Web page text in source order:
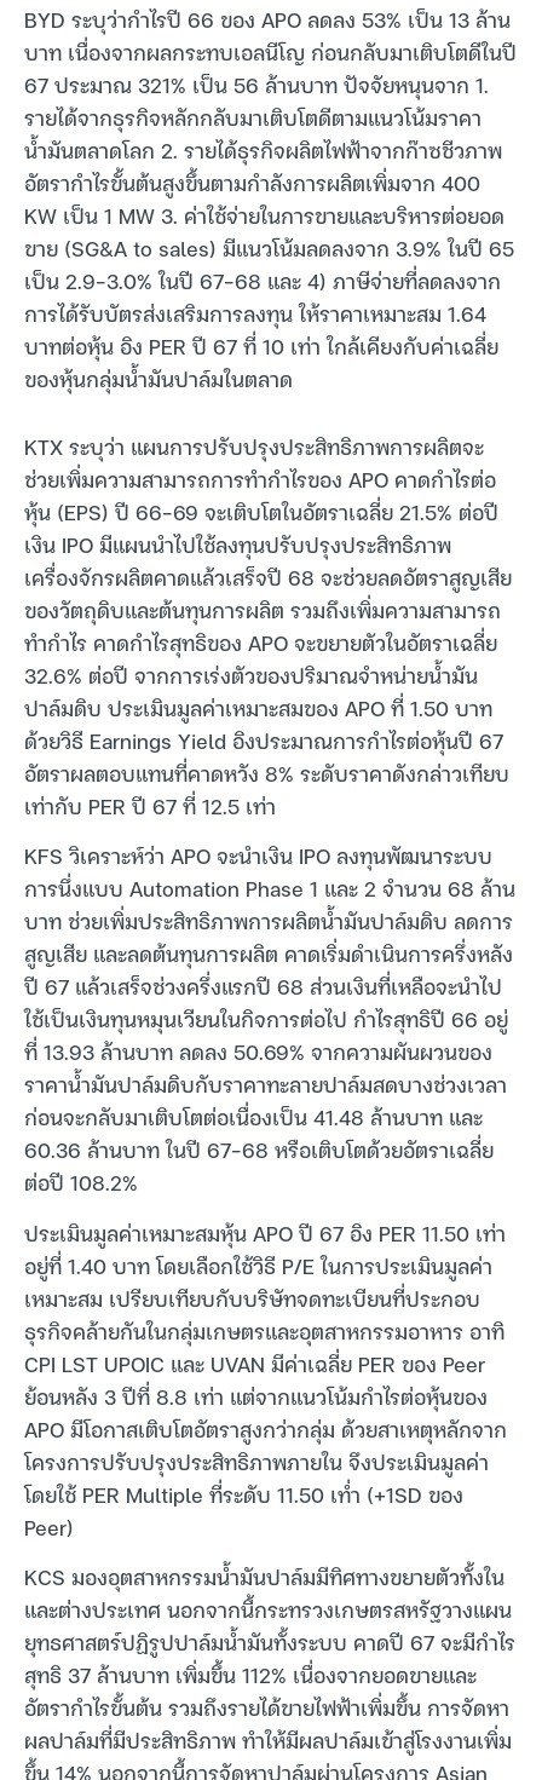
BYD ระบุว่ากำไรปี 66 ของ APO ลดลง 53% เป็น 13 ล้าน
บาท เนื่องจากผลกระทบเอลนีโญ ก่อนกลับมาเติบโตดีในปี
67 ประมาณ 321% เป็น 56 ล้านบาท ปัจจัยหนุนจาก 1.
รายได้จากธุรกิจหลักกลับมาเติบโตดีตามแนวโน้มราคา
น้ำมันตลาดโลก 2. รายได้ธุรกิจผลิตไฟฟ้าจากก๊าซชีวภาพ
อัตรากำไรขั้นต้นสูงขึ้นตามกำลังการผลิตเพิ่มจาก 400
KW เป็น 1 MW 3. ค่าใช้จ่ายในการขายและบริหารต่อยอด
ขาย (SG&A to sales) มีแนวโน้มลดลงจาก 3.9% ในปี 65
เป็น 2.9-3.0% ในปี 67-68 และ 4) ภาษีจ่ายที่ลดลงจาก
การได้รับบัตรส่งเสริมการลงทุน ให้ราคาเหมาะสม 1.64
บาทต่อหุ้น อิง PER ปี 67 ที่ 10 เท่า ใกล้เคียงกับค่าเฉลี่ย
ของหุ้นกลุ่มน้ำมันปาล์มในตลาด
KTX ระบุว่า แผนการปรับปรุงประสิทธิภาพการผลิตจะ
ช่วยเพิ่มความสามารถการทำกำไรของ APO คาดกำไรต่อ
หุ้น (EPS) ปี 66-69 จะเติบโตในอัตราเฉลี่ย 21.5% ต่อปี
เงิน IPO มีแผนนำไปใช้ลงทุนปรับปรุงประสิทธิภาพ
เครื่องจักรผลิตคาดแล้วเสร็จปี 68 จะช่วยลดอัตราสูญเสีย
ของวัตถุดิบและต้นทุนการผลิต รวมถึงเพิ่มความสามารถ
ทำกำไร คาดกำไรสุทธิของ APO จะขยายตัวในอัตราเฉลี่ย
32.6% ต่อปี จากการเร่งตัวของปริมาณจำหน่ายน้ำมัน
ปาล์มดิบ ประเมินมูลค่าเหมาะสมของ APO ที่ 1.50 บาท
ด้วยวิธี Earnings Yield อิงประมาณการกำไรต่อหุ้นปี 67
อัตราผลตอบแทนที่คาดหวัง 8% ระดับราคาดังกล่าวเทียบ
เท่ากับ PER ปี 67 ที่ 12.5 เท่า
KFS วิเคราะห์ว่า APO จะนำเงิน IPO ลงทุนพัฒนาระบบ
การนึ่งแบบ Automation Phase 1 และ 2 จำนวน 68 ล้าน
บาท ช่วยเพิ่มประสิทธิภาพการผลิตน้ำมันปาล์มดิบ ลดการ
สูญเสีย และลดต้นทุนการผลิต คาดเริ่มดำเนินการครึ่งหลัง
ปี 67 แล้วเสร็จช่วงครึ่งแรกปี 68 ส่วนเงินที่เหลือจะนำไป
ใช้เป็นเงินทุนหมุนเวียนในกิจการต่อไป กำไรสุทธิปี 66 อยู่
ที่ 13.93 ล้านบาท ลดลง 50.69% จากความผันผวนของ
ราคาน้ำมันปาล์มดิบกับราคาทะลายปาล์มสดบางช่วงเวลา
ก่อนจะกลับมาเติบโตต่อเนื่องเป็น 41.48 ล้านบาท และ
60.36 ล้านบาท ในปี 67-68 หรือเติบโตด้วยอัตราเฉลี่ย
ต่อปี 108.2%
ประเมินมูลค่าเหมาะสมหุ้น APO ปี 67 อิง PER 11.50 เท่า
อยู่ที่ 1.40 บาท โดยเลือกใช้วิธี P/E ในการประเมินมูลค่า
เหมาะสม เปรียบเทียบกับบริษัทจดทะเบียนที่ประกอบ
ธุรกิจคล้ายกันในกลุ่มเกษตรและอุตสาหกรรมอาหาร อาทิ
CPI LST UPOIC และ UVAN มีค่าเฉลี่ย PER ของ Peer
ย้อนหลัง 3 ปีที่ 8.8 เท่า แต่จากแนวโน้มกำไรต่อหุ้นของ
APO มีโอกาสเติบโตอัตราสูงกว่ากลุ่ม ด้วยสาเหตุหลักจาก
โครงการปรับปรุงประสิทธิภาพภายใน จึงประเมินมูลค่า
โดยใช้ PER Multiple ที่ระดับ 11.50 เท่ำ (+1SD ของ
Peer)
KCS มองอุตสาหกรรมน้ำมันปาล์มมีทิศทางขยายตัวทั้งใน
และต่างประเทศ นอกจากนี้กระทรวงเกษตรสหรัฐวางแผน
ยุทธศาสตร์ปฏิรูปปาล์มน้ำมันทั้งระบบ คาดปี 67 จะมีกำไร
สุทธิ 37 ล้านบาท เพิ่มขึ้น 112% เนื่องจากยอดขายและ
อัตรากำไรขั้นต้น รวมถึงรายได้ขายไฟฟ้าเพิ่มขึ้น การจัดหา
ผลปาล์มที่มีประสิทธิภาพ ทำให้มีผลปาล์มเข้าสู่โรงงานเพิ่ม
ขึ้น 14% นอกจากนี้การจัดหาปาล์มผ่านโครงการ Asian